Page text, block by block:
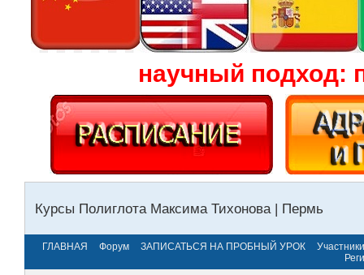
научный подход:
Курсы Полиглота Максима Тихонова | Пермь
ГЛАВНАЯ Форум ЗАПИСАТЬСЯ НА ПРОБНЫЙ УРОК
Участники